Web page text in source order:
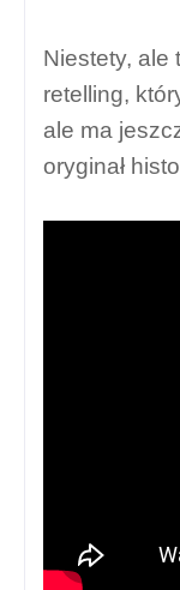
Niestety, ale
retelling,
ale ma
oryginał